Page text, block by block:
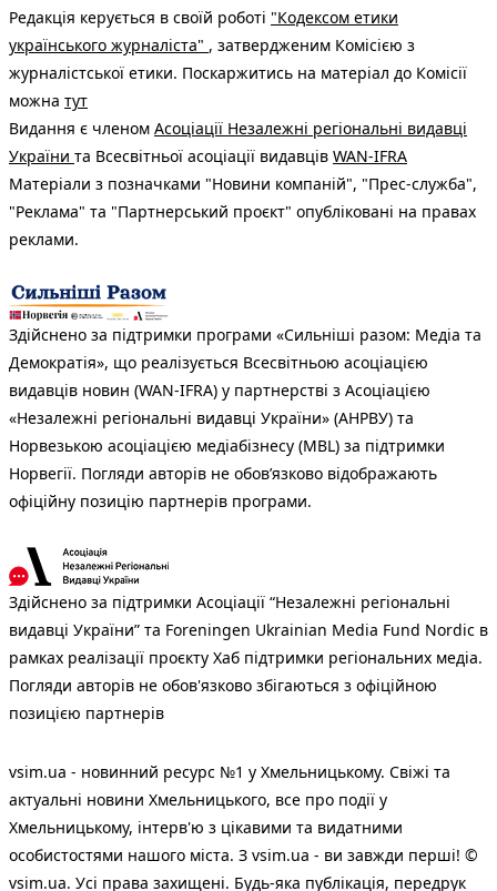
Редакція керується в своїй роботі "Кодексом етики
українського журналіста" , затвердженим Комісією з
журналістської етики. Поскаржитись на матеріал до Комісії
можна тут
Видання є членом Асоціації Незалежні регіональні видавці
України та Всесвітньої асоціації видавців WAN-IFRA
Матеріали з позначками "Новини компаній", "Прес-служба",
"Реклама" та "Партнерський проєкт" опубліковані на правах
реклами.
Здійснено за підтримки програми «Сильніші разом: Медіа та
Демократія», що реалізується Всесвітньою асоціацією
видавців новин (WAN-IFRA) у партнерстві з Асоціацією
«Незалежні регіональні видавці України» (АНРВУ) та
Норвезькою асоціацією медіабізнесу (MBL) за підтримки
Норвегії. Погляди авторів не обов’язково відображають
офіційну позицію партнерів програми.
Здійснено за підтримки Асоціації “Незалежні регіональні
видавці України” та Foreningen Ukrainian Media Fund Nordic в
рамках реалізації проєкту Хаб підтримки регіональних медіа.
Погляди авторів не обов'язково збігаються з офіційною
позицією партнерів
vsim.ua - новинний ресурс №1 у Хмельницькому. Свіжі та
актуальні новини Хмельницького, все про події у
Хмельницькому, інтерв'ю з цікавими та видатними
особистостями нашого міста. З vsim.ua - ви завжди перші! ©
vsim.ua. Усі права захищені. Будь-яка публiкацiя, передрук